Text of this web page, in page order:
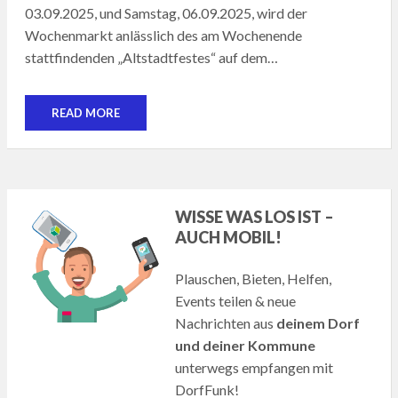
03.09.2025, und Samstag, 06.09.2025, wird der
Wochenmarkt anlässlich des am Wochenende
stattfindenden „Altstadtfestes“ auf dem…
READ MORE
WISSE WAS LOS IST –
AUCH MOBIL!
Plauschen, Bieten, Helfen,
Events teilen & neue
Nachrichten aus deinem Dorf
und deiner Kommune
unterwegs empfangen mit
DorfFunk!